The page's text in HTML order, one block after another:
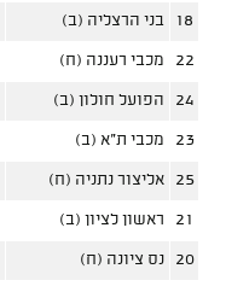
18 בני הרצליה (ב)
22 מכבי רעננה (ח)
24 הפועל חולון (ב)
23 מכבי ת"א (ב)
25 אליצור נתניה (ח)
21 ראשון לציון (ב)
20 נס ציונה (ח)